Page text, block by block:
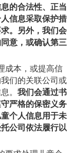
的合法性、正当
信息采取保护措
。另外，我们会
意，或确认第三
成本，或提高信
们的关联公司或
。 我们会通过书
严格的保密义务
个人信息用于未
公司依法履行以